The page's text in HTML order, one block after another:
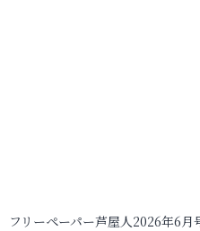
フリーペーパー芦屋人2026年6